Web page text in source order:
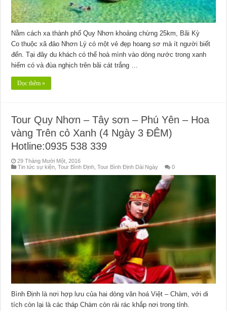
Nằm cách xa thành phố Quy Nhơn khoảng chừng 25km, Bãi Kỳ
Co thuộc xã đảo Nhơn Lý có một vẻ đẹp hoang sơ mà ít người biết
đến. Tại đây du khách có thể hoà mình vào dòng nước trong xanh
hiếm có và đùa nghịch trên bãi cát trắng …
Đọc thêm »
Tour Quy Nhơn – Tây sơn – Phú Yên – Hoa
vàng Trên cỏ Xanh (4 Ngày 3 ĐÊM)
Hotline:0935 538 339
29 Tháng Mười Một, 2016
Tin tức sự kiện ,Tour Bình Định ,Tour Bình Định Dài Ngày 0
Bình Định là nơi hợp lưu của hai dòng văn hoá Việt – Chàm, với di
tích còn lại là các tháp Chàm còn rải rác khắp nơi trong tỉnh.